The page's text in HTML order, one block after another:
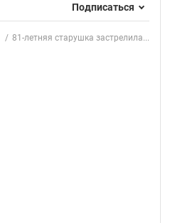
Подписаться
81-летняя старушка застрелила...